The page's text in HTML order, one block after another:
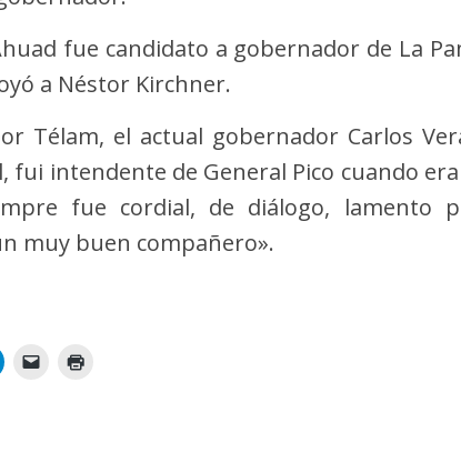
fue candidato a gobernador de La
a Néstor Kirchner.
Télam, el actual gobernador Carlos
fui intendente de General Pico cuando
fue cordial, de diálogo, lamento
muy buen compañero».